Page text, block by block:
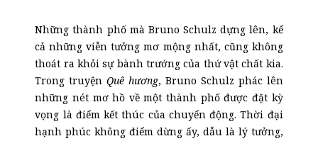
Những thành phố mà Bruno Schulz dựng lên, kể
cả những viễn tưởng mơ mộng nhất, cũng không
thoát ra khỏi sự bành trướng của thứ vật chất kia.
Trong truyệnQuê hương, Bruno Schulz phác lên
những nét mơ hồ về một thành phố được đặt kỳ
vọng là điểm kết thúc của chuyển động. Thời đại
hạnh phúc không điểm dừng ấy, dẫu là lý tưởng,